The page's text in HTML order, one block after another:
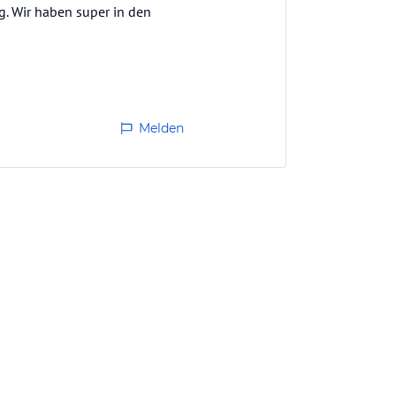
Wir haben super in den
Melden